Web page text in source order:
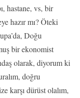
hastane, vs, bir
hazır mı? Öteki
Doğu
bir ekonomist
olarak, diyorum ki
doğru
karşı dürüst olalım,